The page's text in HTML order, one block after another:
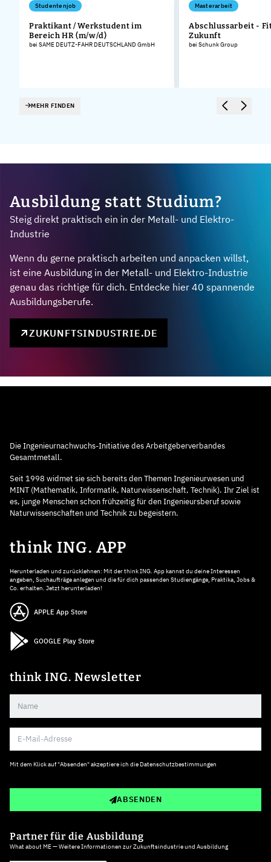
Studentenjob
Praktikant / Werkstudent im
Bereich HR (m/w/d)
bei SAME DEUTZ-FAHR DEUTSCHLAND GmbH
Masterarbeit
Abschlussarbeit -
Zukunft
bei Schunk Group
MEHR FINDEN
Ausbildung statt Studium?
Steig direkt praktisch ein in der Metall- und Elektro-
Industrie
Wenn du gerne praktisch arbeiten und anpacken willst,
ist eine Ausbildung in der Metall- und Elektro-Industrie
genau das richtige für dich. Entdecke hier 40 spannende
Ausbildungsberufe.
ZUKUNFTSINDUSTRIE.DE
Die Ingenieurnachwuchs-Initiative des Arbeitgeberverbandes
Gesamtmetall.
Seit 1998 widmet sie sich bereits den Themen Ingenieurwesen und
MINT (Mathematik, Informatik, Naturwissenschaft, Technik). Ihr Ziel ist
es, junge Menschen schon frühzeitig für den Ingenieursberuf sowie
Naturwissenschaften und Technik zu begeistern.
think ING. APP
Herunterladen und zurücklehnen: Mit der think ING. App kannst du deine Interessen
angeben, Suchaufträge anlegen und die für dich passenden Studiengänge, Praktika, Jobs &
Co. erhalten. Jetzt herunterladen!
APPLE App Store
GOOGLE Play Store
think ING. Newsletter
Mit dem Klick auf "Absenden" akzeptiere ich die Datenschutzbestimmungen
ABSENDEN
Partner für die Ausbildung
What about ME — Weitere Informationen zur Zukunftsindustrie und Ausbildung